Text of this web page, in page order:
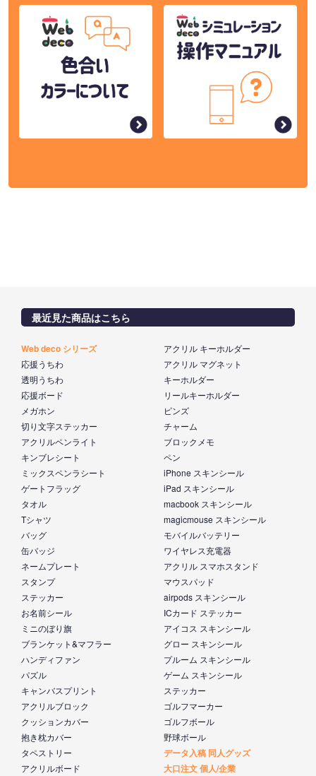
最近見た商品はこちら
Web deco シリーズ
応援うちわ
透明うちわ
応援ボード
メガホン
切り文字ステッカー
アクリルペンライト
キンブレシート
ミックスペンラシート
ゲートフラッグ
タオル
Tシャツ
バッグ
缶バッジ
ネームプレート
スタンプ
ステッカー
お名前シール
ミニのぼり旗
ブランケット&マフラー
ハンディファン
パズル
キャンバスプリント
アクリルブロック
クッションカバー
抱き枕カバー
タペストリー
アクリルボード
アクリル キーホルダー
アクリル マグネット
キーホルダー
リールキーホルダー
ピンズ
チャーム
ブロックメモ
ペン
iPhone スキンシール
iPad スキンシール
macbook スキンシール
magicmouse スキンシール
モバイルバッテリー
ワイヤレス充電器
アクリル スマホスタンド
マウスパッド
airpods スキンシール
ICカード ステッカー
アイコス スキンシール
グロー スキンシール
プルーム スキンシール
ゲーム スキンシール
ステッカー
ゴルフマーカー
ゴルフボール
野球ボール
データ入稿 同人グッズ
大口注文 個人/企業